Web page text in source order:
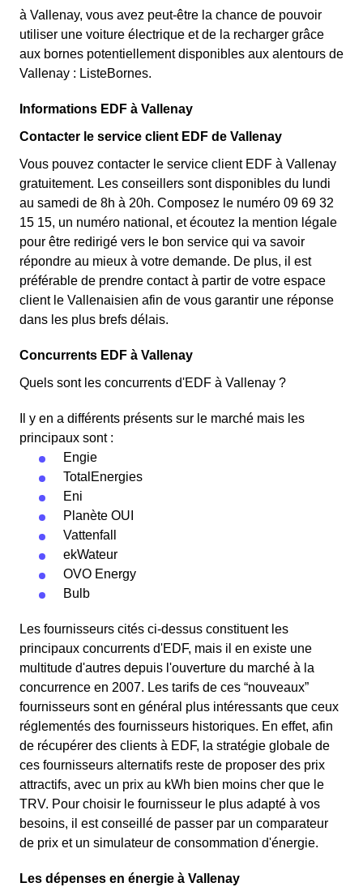
à Vallenay, vous avez peut-être la chance de pouvoir
utiliser une voiture électrique et de la recharger grâce
aux bornes potentiellement disponibles aux alentours de
Vallenay : ListeBornes.
Informations EDF à Vallenay
Contacter le service client EDF de Vallenay
Vous pouvez contacter le service client EDF à Vallenay
gratuitement. Les conseillers sont disponibles du lundi
au samedi de 8h à 20h. Composez le numéro 09 69 32
15 15, un numéro national, et écoutez la mention légale
pour être redirigé vers le bon service qui va savoir
répondre au mieux à votre demande. De plus, il est
préférable de prendre contact à partir de votre espace
client le Vallenaisien afin de vous garantir une réponse
dans les plus brefs délais.
Concurrents EDF à Vallenay
Quels sont les concurrents d'EDF à Vallenay ?
Il y en a différents présents sur le marché mais les
principaux sont :
Engie
TotalEnergies
Eni
Planète OUI
Vattenfall
ekWateur
OVO Energy
Bulb
Les fournisseurs cités ci-dessus constituent les
principaux concurrents d'EDF, mais il en existe une
multitude d'autres depuis l'ouverture du marché à la
concurrence en 2007. Les tarifs de ces “nouveaux”
fournisseurs sont en général plus intéressants que ceux
réglementés des fournisseurs historiques. En effet, afin
de récupérer des clients à EDF, la stratégie globale de
ces fournisseurs alternatifs reste de proposer des prix
attractifs, avec un prix au kWh bien moins cher que le
TRV. Pour choisir le fournisseur le plus adapté à vos
besoins, il est conseillé de passer par un comparateur
de prix et un simulateur de consommation d'énergie.
Les dépenses en énergie à Vallenay